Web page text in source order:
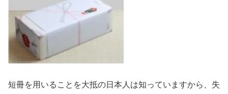
短冊を用いることを大抵の日本人は知っていますから、失